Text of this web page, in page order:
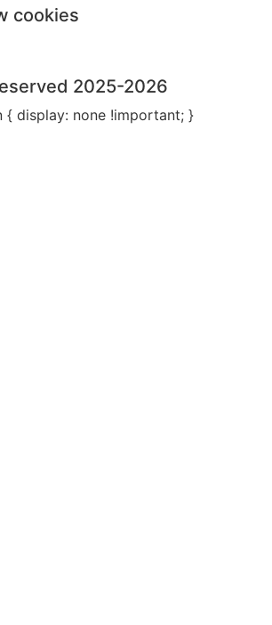
cookies
2025-2026
{ display: none !important; }